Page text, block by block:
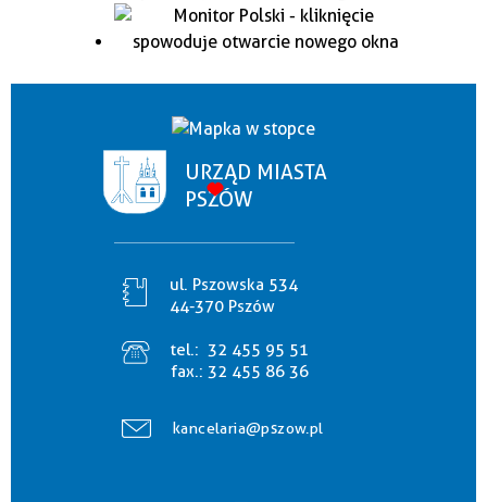
URZĄD MIASTA
PSZÓW
ul. Pszowska 534
44-370 Pszów
tel.: 32 455 95 51
fax.: 32 455 86 36
kancelaria@pszow.pl